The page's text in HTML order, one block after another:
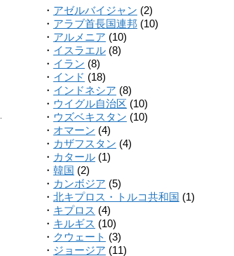
・ アゼルバイジャン (2)
・ アラブ首長国連邦 (10)
・ アルメニア (10)
・ イスラエル (8)
・ イラン (8)
・ インド (18)
・ インドネシア (8)
・ ウイグル自治区 (10)
・ ウズベキスタン (10)
・ オマーン (4)
・ カザフスタン (4)
・ カタール (1)
・ 韓国 (2)
・ カンボジア (5)
・ 北キプロス・トルコ共和国 (1)
・ キプロス (4)
・ キルギス (10)
・ クウェート (3)
・ ジョージア (11)